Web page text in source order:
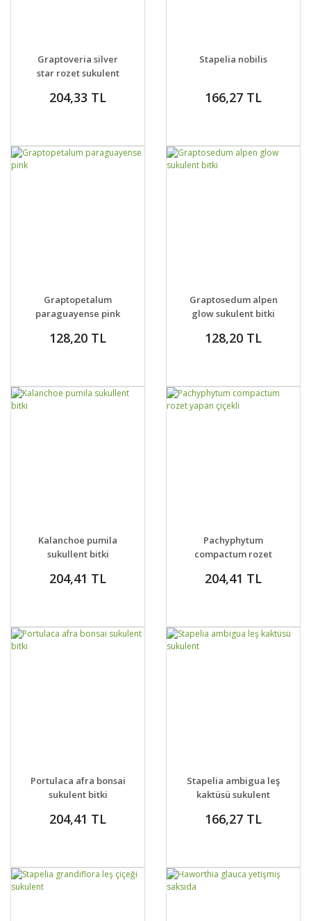
DETAYLAR
VER
Graptoveria silver
star rozet sukulent
204,33 TL
DETAYLAR
VER
Stapelia nobilis
166,27 TL
DETAYLAR
VER
Graptopetalum
paraguayense pink
128,20 TL
DETAYLAR
VER
Graptosedum alpen
glow sukulent bitki
128,20 TL
DETAYLAR
VER
Kalanchoe pumila
sukullent bitki
204,41 TL
DETAYLAR
VER
Pachyphytum
compactum rozet
204,41 TL
DETAYLAR
VER
Portulaca afra bonsai
sukulent bitki
204,41 TL
DETAYLAR
VER
Stapelia ambigua leş
kaktüsü sukulent
166,27 TL